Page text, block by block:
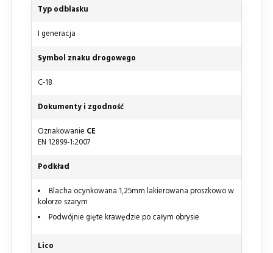
Typ odblasku
I generacja
Symbol znaku drogowego
C-18
Dokumenty i zgodność
Oznakowanie CE
EN 12899-1:2007
Podkład
Blacha ocynkowana 1,25mm lakierowana proszkowo w
kolorze szarym
Podwójnie gięte krawędzie po całym obrysie
Lico